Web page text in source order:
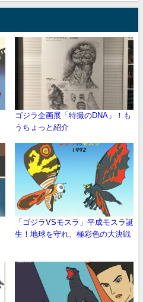
ゴジラ企画展「特撮のDNA」！も
うちょっと紹介
「ゴジラVSモスラ」平成モスラ誕
生！地球を守れ、極彩色の大決戦